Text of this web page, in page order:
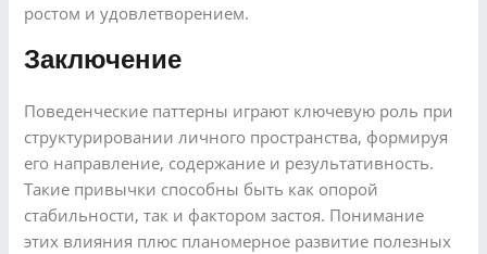
ростом и удовлетворением.
Заключение
Поведенческие паттерны играют ключевую роль при
структурировании личного пространства, формируя
его направление, содержание и результативность.
Такие привычки способны быть как опорой
стабильности, так и фактором застоя. Понимание
этих влияния плюс планомерное развитие полезных